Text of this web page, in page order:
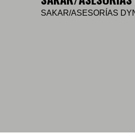
SAKAR/ASESORÍAS